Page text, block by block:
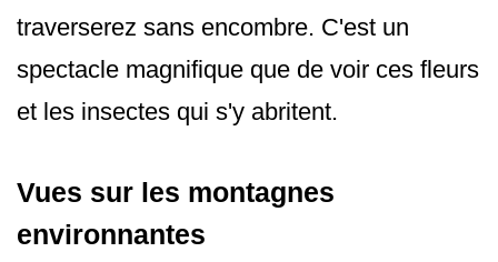
traverserez sans encombre. C'est un
spectacle magnifique que de voir ces fleurs
et les insectes qui s'y abritent.
Vues sur les montagnes
environnantes